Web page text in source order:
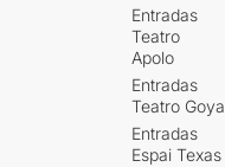
Entradas
Teatro
Apolo
Entradas
Teatro Goya
Entradas
Espai Texas